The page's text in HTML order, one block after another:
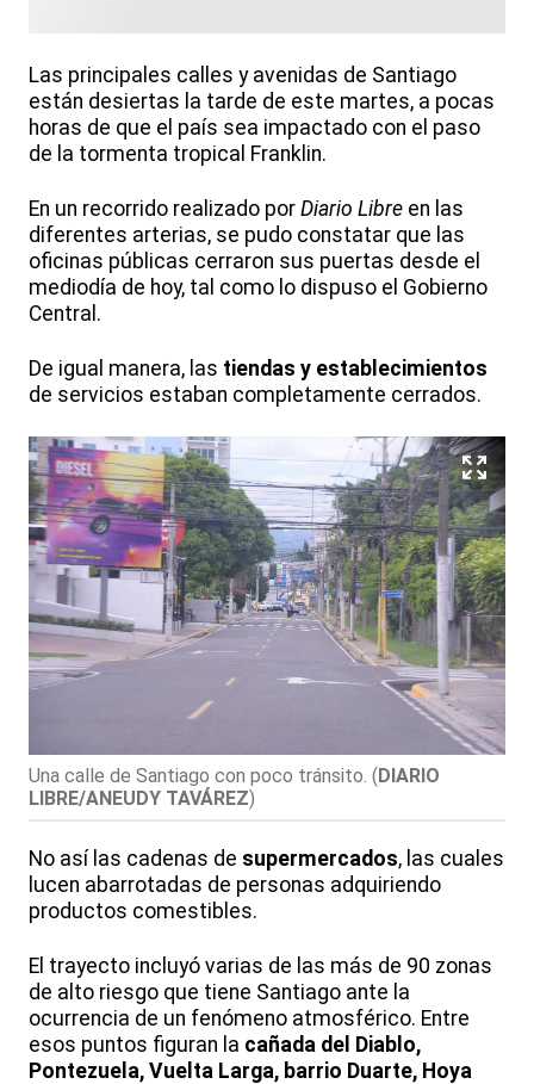
Las principales calles y avenidas de Santiago
están desiertas la tarde de este martes, a pocas
horas de que el país sea impactado con el paso
de la tormenta tropical Franklin.
En un recorrido realizado por Diario Libre en las
diferentes arterias, se pudo constatar que las
oficinas públicas cerraron sus puertas desde el
mediodía de hoy, tal como lo dispuso el Gobierno
Central.
De igual manera, las tiendas y establecimientos
de servicios estaban completamente cerrados.
Una calle de Santiago con poco tránsito. (DIARIO
LIBRE/ANEUDY TAVÁREZ)
No así las cadenas de supermercados, las cuales
lucen abarrotadas de personas adquiriendo
productos comestibles.
El trayecto incluyó varias de las más de 90 zonas
de alto riesgo que tiene Santiago ante la
ocurrencia de un fenómeno atmosférico. Entre
esos puntos figuran la cañada del Diablo,
Pontezuela, Vuelta Larga, barrio Duarte, Hoya